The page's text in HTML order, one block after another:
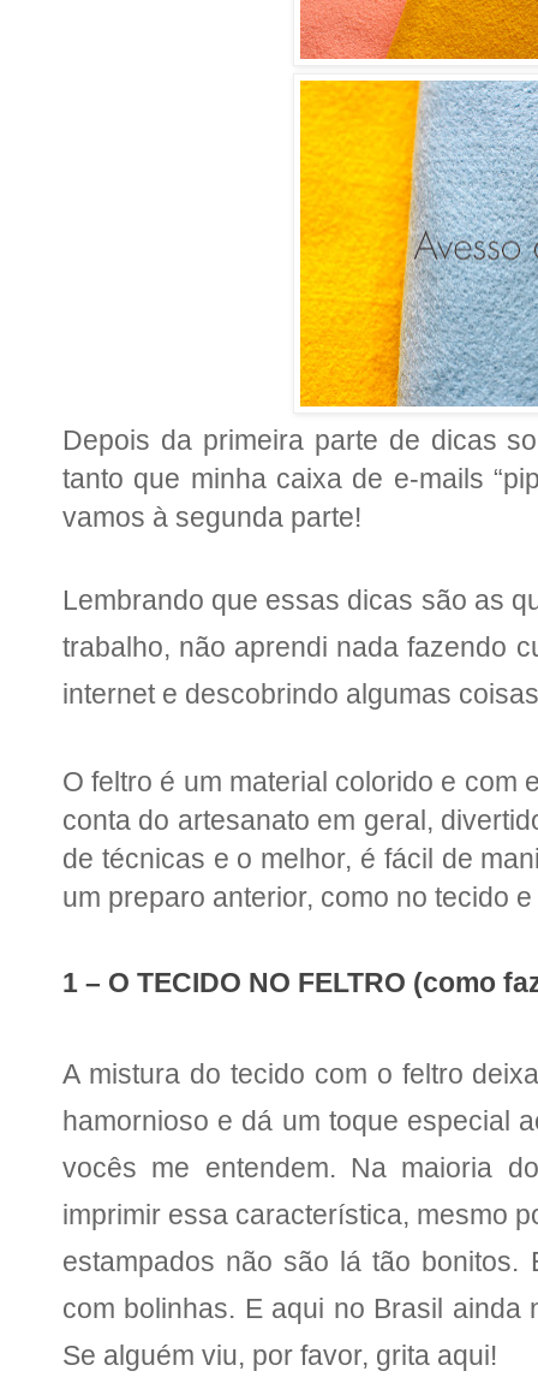
Depois da primeira parte de dicas
tanto que minha caixa de e-mails
vamos à segunda parte!
Lembrando que essas dicas são as
trabalho, não aprendi nadafazendo
internet e descobrindo algumas
O feltro é um material colorido e com
conta do artesanato em geral,
de técnicas e o melhor, é fácil de
um preparo anterior, como no tecido
1 – O TECIDO NO FELTRO (como
A mistura do tecido com o feltro
hamornioso e dá um toque especial
vocês me entendem. Na maioria
imprimir essa característica, mesmo
estampados não são lá tão
com bolinhas. E aqui no Brasil ainda
Se alguém viu, por favor, grita aqui!